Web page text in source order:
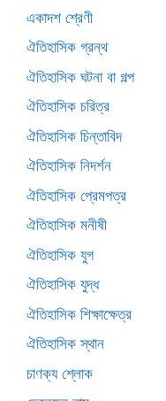
একাদশ শ্রেণী
ঐতিহাসিক গ্রন্থ
ঐতিহাসিক ঘটনা বা গল্প
ঐতিহাসিক চরিত্র
ঐতিহাসিক চিন্তাবিদ
ঐতিহাসিক নিদর্শন
ঐতিহাসিক প্রেমপত্র
ঐতিহাসিক মনীষী
ঐতিহাসিক যুগ
ঐতিহাসিক যুদ্ধ
ঐতিহাসিক শিক্ষাক্ষেত্র
ঐতিহাসিক স্থান
চাণক্য শ্লোক